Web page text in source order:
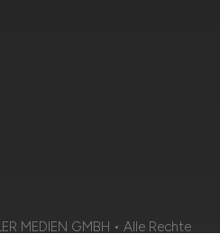
MEDIEN GMBH • Alle Rechte